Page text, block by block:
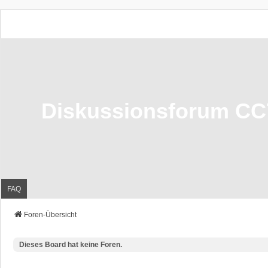
Diskussionsforum
FAQ
Foren-Übersicht
Dieses Board hat keine Foren.